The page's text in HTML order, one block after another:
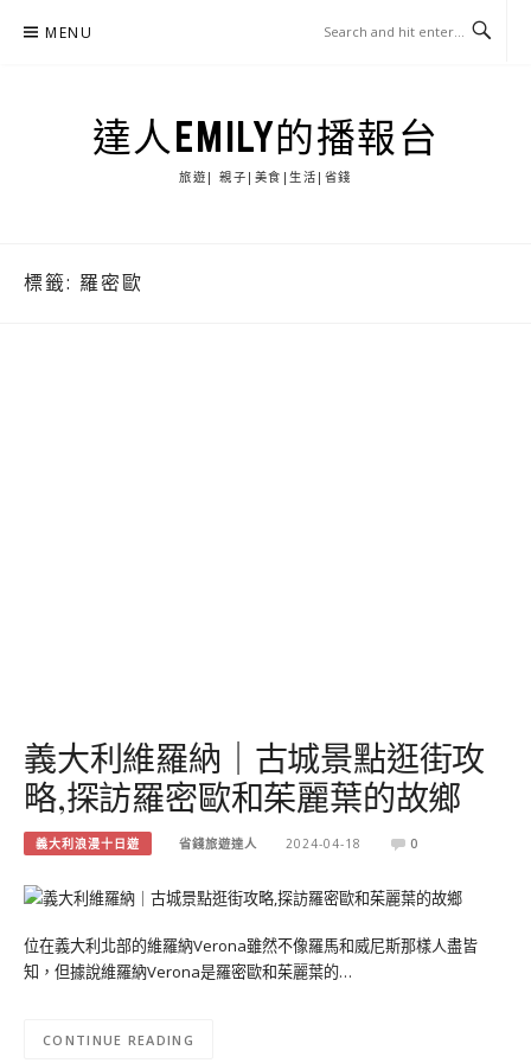
MENU
達人EMILY的播報台
旅遊| 親子|美食|生活|省錢
標籤: 羅密歐
義大利維羅納｜古城景點逛街攻
略,探訪羅密歐和茱麗葉的故鄉
義大利浪漫十日遊 省錢旅遊達人 2024-04-18 0
位在義大利北部的維羅納Verona雖然不像羅馬和威尼斯那樣人盡皆
知，但據說維羅納Verona是羅密歐和茱麗葉的…
CONTINUE READING